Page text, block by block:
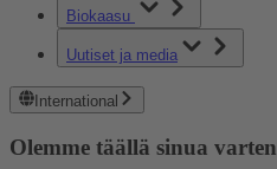
Biokaasu
Uutiset ja media
International
Olemme täällä sinua varten